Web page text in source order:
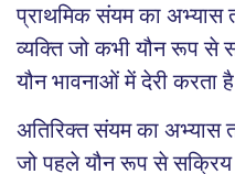
प्राथमिक संयम का अभ्यास
व्यक्ति जो कभी यौन रूप से
यौन भावनाओं में देरी करता
अतिरिक्त संयम का अभ्यास
जो पहले यौन रूप से सक्रिय